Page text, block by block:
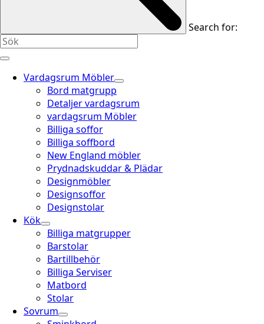
Search for:
Vardagsrum Möbler
Bord matgrupp
Detaljer vardagsrum
vardagsrum Möbler
Billiga soffor
Billiga soffbord
New England möbler
Prydnadskuddar & Plädar
Designmöbler
Designsoffor
Designstolar
Kök
Billiga matgrupper
Barstolar
Bartillbehör
Billiga Serviser
Matbord
Stolar
Sovrum